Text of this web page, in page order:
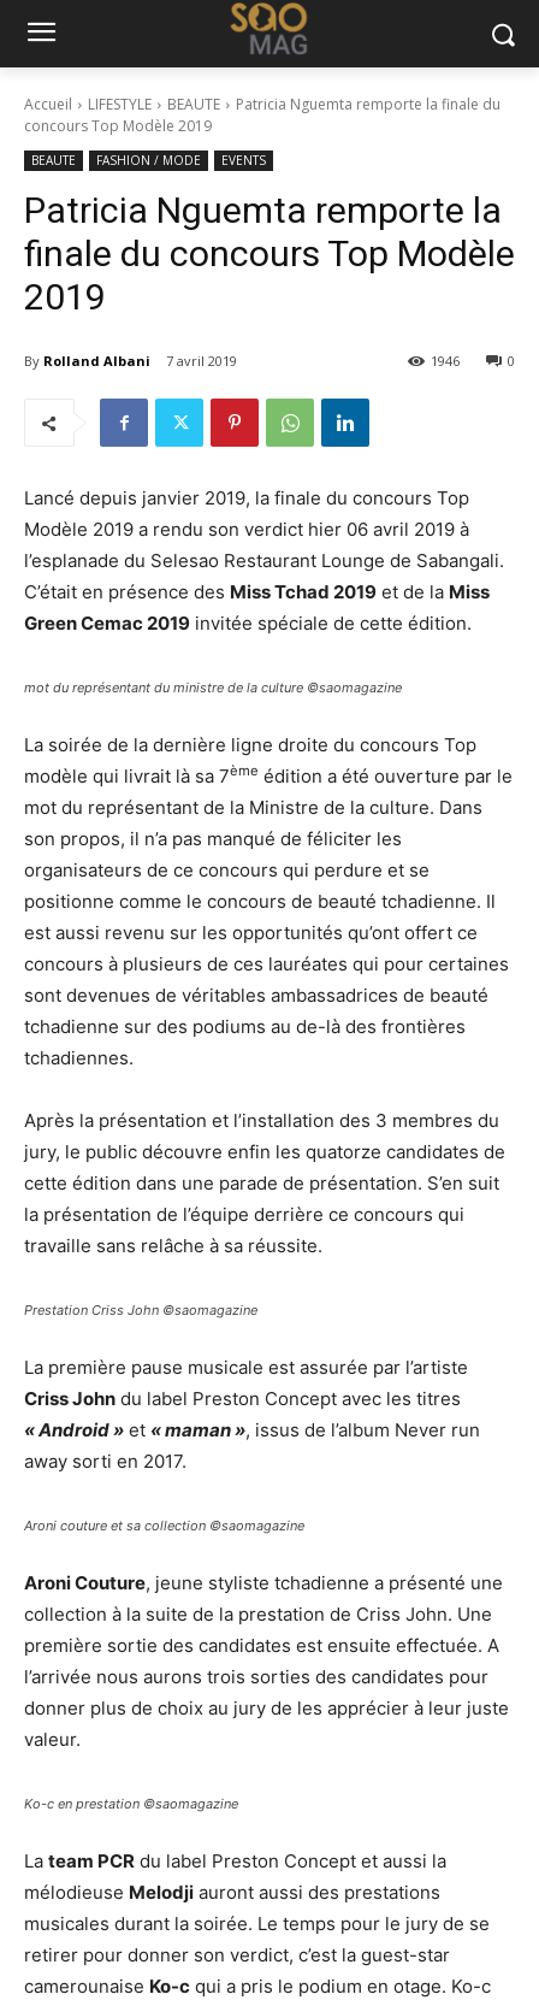
Accueil LIFESTYLE BEAUTE
Patricia Nguemta remporte la finale du
concours Top Modèle 2019
BEAUTE FASHION / MODE EVENTS
Patricia Nguemta remporte la
finale du concours Top Modèle
2019
By Rolland Albani 7 avril 2019 0
1946
Lancé depuis janvier 2019, la finale du concours Top
Modèle 2019 a rendu son verdict hier 06 avril 2019 à
l’esplanade du Selesao Restaurant Lounge de Sabangali.
C’était en présence des Miss Tchad 2019 et de la Miss
Green Cemac 2019 invitée spéciale de cette édition.
mot du représentant du ministre de la culture ©saomagazine
La soirée de la dernière ligne droite du concours Top
modèle qui livrait là sa 7ème édition a été ouverture par le
mot du représentant de la Ministre de la culture. Dans
son propos, il n’a pas manqué de féliciter les
organisateurs de ce concours qui perdure et se
positionne comme le concours de beauté tchadienne. Il
est aussi revenu sur les opportunités qu’ont offert ce
concours à plusieurs de ces lauréates qui pour certaines
sont devenues de véritables ambassadrices de beauté
tchadienne sur des podiums au de-là des frontières
tchadiennes.
Après la présentation et l’installation des 3 membres du
jury, le public découvre enfin les quatorze candidates de
cette édition dans une parade de présentation. S’en suit
la présentation de l’équipe derrière ce concours qui
travaille sans relâche à sa réussite.
Prestation Criss John ©saomagazine
La première pause musicale est assurée par l’artiste
Criss John du label Preston Concept avec les titres
« Android » et « maman », issus de l’album Never run
away sorti en 2017.
Aroni couture et sa collection ©saomagazine
Aroni Couture, jeune styliste tchadienne a présenté une
collection à la suite de la prestation de Criss John. Une
première sortie des candidates est ensuite effectuée. A
l’arrivée nous aurons trois sorties des candidates pour
donner plus de choix au jury de les apprécier à leur juste
valeur.
Ko-c en prestation ©saomagazine
La team PCR du label Preston Concept et aussi la
mélodieuse Melodji auront aussi des prestations
musicales durant la soirée. Le temps pour le jury de se
retirer pour donner son verdict, c’est la guest-star
camerounaise Ko-c qui a pris le podium en otage. Ko-c